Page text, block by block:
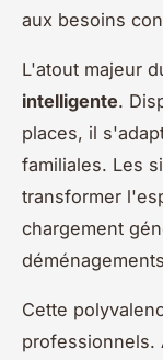
aux besoins
L'atout majeur
intelligente.
places, il
familiales. Les
transformer
chargement
Cette
professionnels.